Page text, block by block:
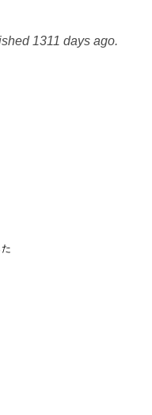
1311 days ago.